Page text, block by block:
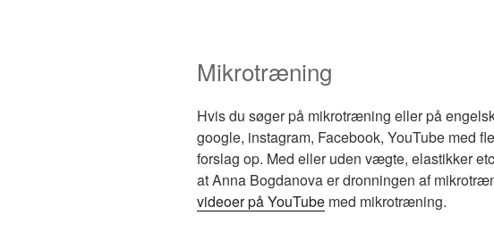
Mikrotræning
Hvis du søger på mikrotræning eller på
google, instagram, Facebook, YouTube med
forslag op. Med eller uden vægte, elastikker
at Anna Bogdanova er dronningen af
videoer på YouTube med mikrotræning.